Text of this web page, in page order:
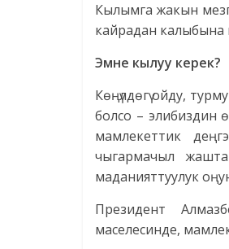
Кылымга жакын
кайрадан калыбына
Эмне кылуу керек?
Көңүлдөгү ойду,
болсо – элибиздин
мамлекеттик
чыгармачыл
маданияттуулук
Президент
маселесинде,